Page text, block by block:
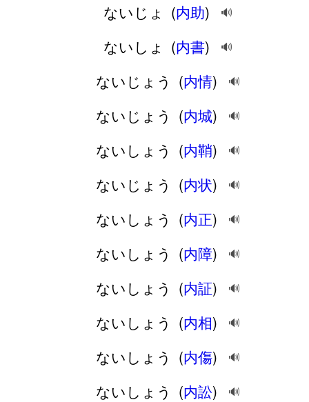
ないじょ (内助) 🔊
ないしょ (内書) 🔊
ないじょう (内情) 🔊
ないじょう (内城) 🔊
ないしょう (内鞘) 🔊
ないじょう (内状) 🔊
ないしょう (内正) 🔊
ないしょう (内障) 🔊
ないしょう (内証) 🔊
ないしょう (内相) 🔊
ないしょう (内傷) 🔊
ないしょう (内訟) 🔊